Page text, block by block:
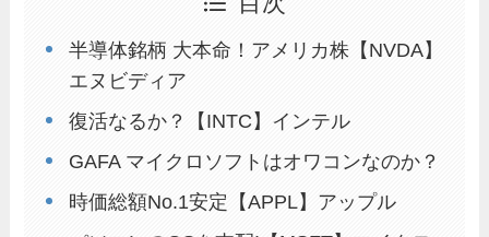
半導体銘柄 大本命！アメリカ株【NVDA】
エヌビディア
復活なるか？【INTC】インテル
GAFA マイクロソフトはオワコンなのか？
時価総額No.1安定【APPL】アップル